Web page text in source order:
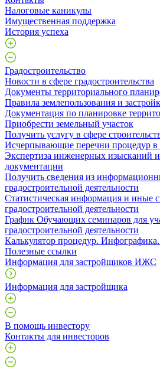
Налоговые каникулы
Имущественная поддержка
История успеха
Градостроительство
Новости в сфере градостроительства
Документы территориального
Правила землепользования и
Документация по планировке
Приобрести земельный участок
Получить услугу в сфере
Исчерпывающие перечни процедур в
Экспертиза инженерных изысканий
документации
Получить сведения из
градостроительной деятельности
Статистическая информация и иные
градостроительной деятельности
График Обучающих семинаров для
градостроительной деятельности
Калькулятор процедур.
Полезные ссылки
Информация для застройщиков ИЖС
Информация для застройщика
В помощь инвестору
Контакты для инвесторов